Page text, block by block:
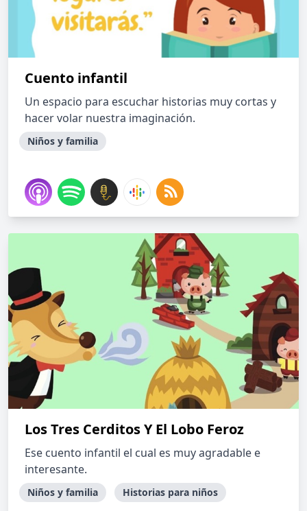
Cuento infantil
Un espacio para escuchar historias muy cortas y
hacer volar nuestra imaginación.
Niños y familia
Los Tres Cerditos Y El Lobo Feroz
Ese cuento infantil el cual es muy agradable e
interesante.
Niños y familia Historias para niños